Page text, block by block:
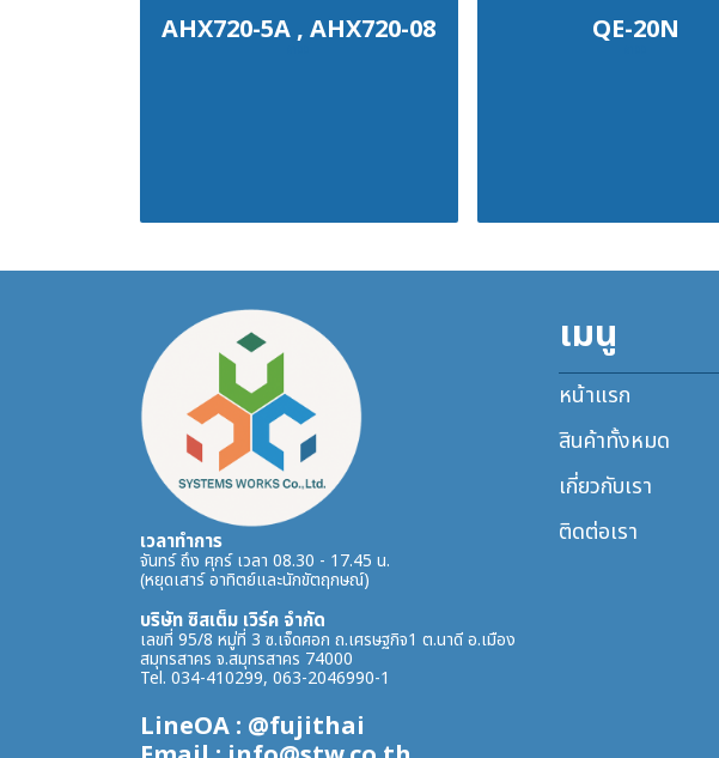
AHX720-5A , AHX720-08 QE-20N
เวลาทำการ
จันทร์ ถึง ศุกร์ เวลา 08.30 - 17.45 น.
(หยุดเสาร์ อาทิตย์และนักขัตฤกษณ์)
บริษัท ซิสเต็ม เวิร์ค จำกัด
เลขที่ 95/8 หมู่ที่ 3 ซ.เจ็ดศอก ถ.เศรษฐกิจ1 ต.นาดี อ.เมือง
สมุทรสาคร จ.สมุทรสาคร 74000
Tel. 034-410299, 063-2046990-1
LineOA : @fujithai
เมนู
หน้าแรก
สินค้าทั้งหมด
เกี่ยวกับเรา
ติดต่อเรา